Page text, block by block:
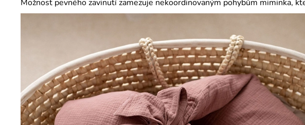
Možnost pevného zavinutí zamezuje nekoordinovaným pohybům miminka,